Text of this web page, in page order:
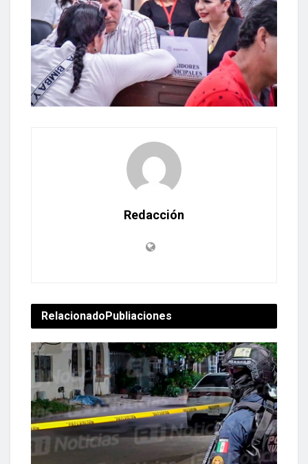
Redacción
RelacionadoPubliaciones